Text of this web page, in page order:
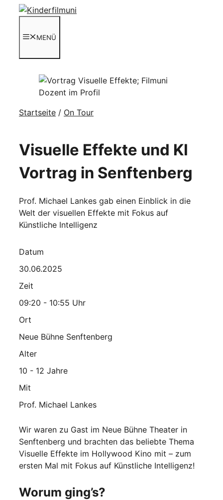
Zum
springenMENÜ
Startseite / On Tour
Visuelle Effekte und KI
Vortrag in Senftenberg
Prof. Michael Lankes gab einen Einblick in die
Welt der visuellen Effekte mit Fokus auf
Künstliche Intelligenz
Datum
30.06.2025
Zeit
09:20 - 10:55 Uhr
Ort
Neue Bühne Senftenberg
Alter
10 - 12 Jahre
Mit
Prof. Michael Lankes
Wir waren zu Gast im Neue Bühne Theater in
Senftenberg und brachten das beliebte Thema
Visuelle Effekte im Hollywood Kino mit – zum
ersten Mal mit Fokus auf Künstliche Intelligenz!
Worum ging’s?